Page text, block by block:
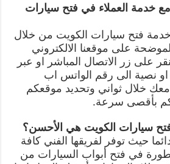
خدمة العملاء في فتح سيارات
فتح سيارات الكويت من خلال
على موقعنا الالكتروني
عبر النقر على زر الاتصال المباشر او عبر
نصية الى رقم الواتس اب
خلال ثواني وتحديد موقعكم
بأقصى سرعة.
سيارات الكويت هي الأحسن؟
حيث توفر لفريقها الفني كافة
في فتح أبواب السيارات من